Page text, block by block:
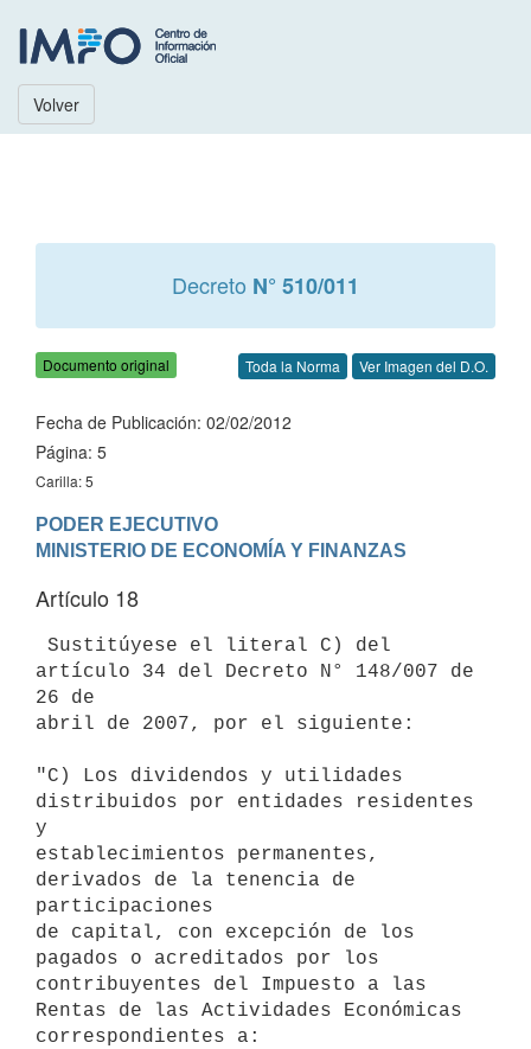
Volver
Decreto N° 510/011
Documento original Toda la Norma Ver Imagen del D.O.
Fecha de Publicación: 02/02/2012
Página: 5
Carilla: 5
PODER EJECUTIVO
Artículo 18
artículo 34 del Decreto N° 148/007 de
26 de
abril de 2007, por el siguiente:
"C) Los dividendos y utilidades
distribuidos por entidades residentes
y
establecimientos permanentes,
derivados de la tenencia de
participaciones
de capital, con excepción de los
pagados o acreditados por los
contribuyentes del Impuesto a las
Rentas de las Actividades Económicas
correspondientes a: